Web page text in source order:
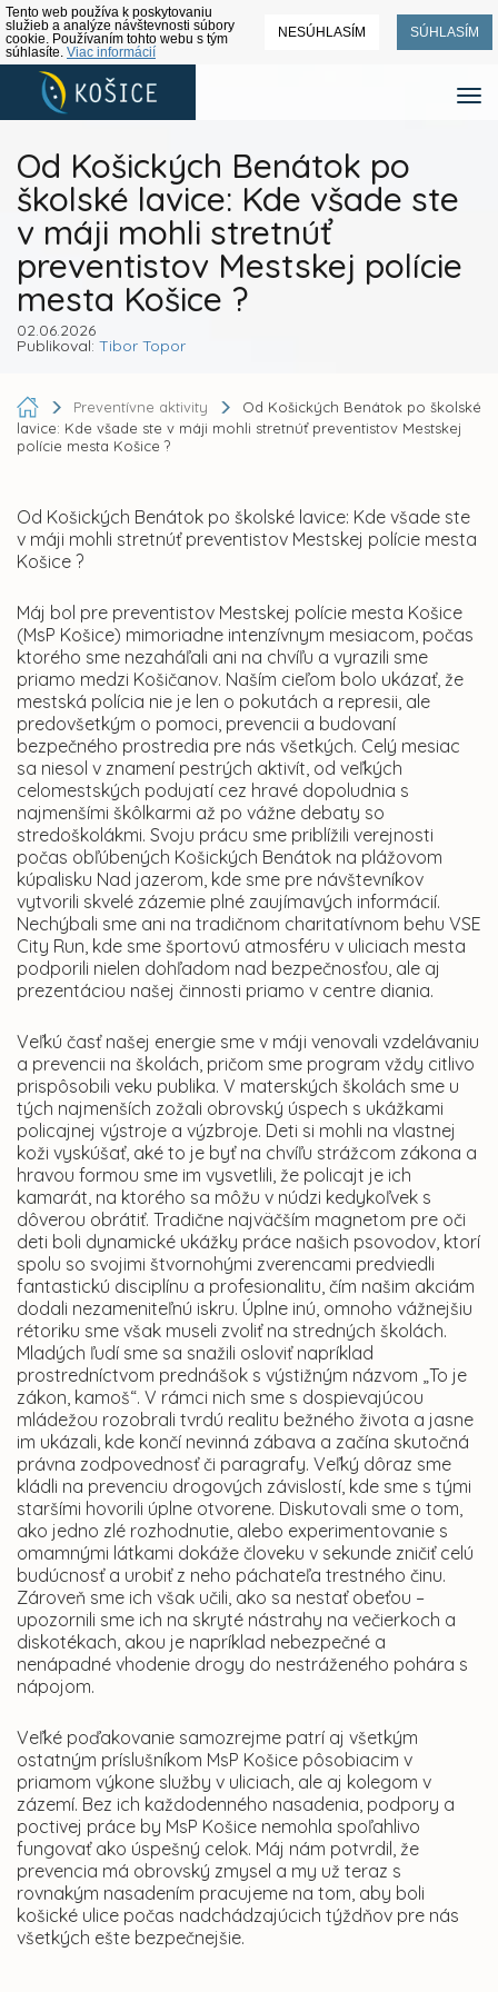
Tento web používa k poskytovaniu
služieb a analýze návštevnosti súbory
cookie. Používaním tohto webu s tým
súhlasíte. Viac informácií
NESÚHLASÍM SÚHLASÍM
Od Košických Benátok po
školské lavice: Kde všade ste
v máji mohli stretnúť
preventistov Mestskej polície
mesta Košice ?
02.06.2026
Publikoval: Tibor Topor
Preventívne aktivity
Od Košických Benátok po školské
lavice: Kde všade ste v máji mohli stretnúť preventistov Mestskej
polície mesta Košice ?
Od Košických Benátok po školské lavice: Kde všade ste
v máji mohli stretnúť preventistov Mestskej polície mesta
Košice ?
Máj bol pre preventistov Mestskej polície mesta Košice
(MsP Košice) mimoriadne intenzívnym mesiacom, počas
ktorého sme nezaháľali ani na chvíľu a vyrazili sme
priamo medzi Košičanov. Naším cieľom bolo ukázať, že
mestská polícia nie je len o pokutách a represii, ale
predovšetkým o pomoci, prevencii a budovaní
bezpečného prostredia pre nás všetkých. Celý mesiac
sa niesol v znamení pestrých aktivít, od veľkých
celomestských podujatí cez hravé dopoludnia s
najmenšími škôlkarmi až po vážne debaty so
stredoškolákmi. Svoju prácu sme priblížili verejnosti
počas obľúbených Košických Benátok na plážovom
kúpalisku Nad jazerom, kde sme pre návštevníkov
vytvorili skvelé zázemie plné zaujímavých informácií.
Nechýbali sme ani na tradičnom charitatívnom behu VSE
City Run, kde sme športovú atmosféru v uliciach mesta
podporili nielen dohľadom nad bezpečnosťou, ale aj
prezentáciou našej činnosti priamo v centre diania.
Veľkú časť našej energie sme v máji venovali vzdelávaniu
a prevencii na školách, pričom sme program vždy citlivo
prispôsobili veku publika. V materských školách sme u
tých najmenších zožali obrovský úspech s ukážkami
policajnej výstroje a výzbroje. Deti si mohli na vlastnej
koži vyskúšať, aké to je byť na chvíľu strážcom zákona a
hravou formou sme im vysvetlili, že policajt je ich
kamarát, na ktorého sa môžu v núdzi kedykoľvek s
dôverou obrátiť. Tradične najväčším magnetom pre oči
deti boli dynamické ukážky práce našich psovodov, ktorí
spolu so svojimi štvornohými zverencami predviedli
fantastickú disciplínu a profesionalitu, čím našim akciám
dodali nezameniteľnú iskru. Úplne inú, omnoho vážnejšiu
rétoriku sme však museli zvoliť na stredných školách.
Mladých ľudí sme sa snažili osloviť napríklad
prostredníctvom prednášok s výstižným názvom „To je
zákon, kamoš“. V rámci nich sme s dospievajúcou
mládežou rozobrali tvrdú realitu bežného života a jasne
im ukázali, kde končí nevinná zábava a začína skutočná
právna zodpovednosť či paragrafy. Veľký dôraz sme
kládli na prevenciu drogových závislostí, kde sme s tými
staršími hovorili úplne otvorene. Diskutovali sme o tom,
ako jedno zlé rozhodnutie, alebo experimentovanie s
omamnými látkami dokáže človeku v sekunde zničiť celú
budúcnosť a urobiť z neho páchateľa trestného činu.
Zároveň sme ich však učili, ako sa nestať obeťou –
upozornili sme ich na skryté nástrahy na večierkoch a
diskotékach, akou je napríklad nebezpečné a
nenápadné vhodenie drogy do nestráženého pohára s
nápojom.
Veľké poďakovanie samozrejme patrí aj všetkým
ostatným príslušníkom MsP Košice pôsobiacim v
priamom výkone služby v uliciach, ale aj kolegom v
zázemí. Bez ich každodenného nasadenia, podpory a
poctivej práce by MsP Košice nemohla spoľahlivo
fungovať ako úspešný celok. Máj nám potvrdil, že
prevencia má obrovský zmysel a my už teraz s
rovnakým nasadením pracujeme na tom, aby boli
košické ulice počas nadchádzajúcich týždňov pre nás
všetkých ešte bezpečnejšie.